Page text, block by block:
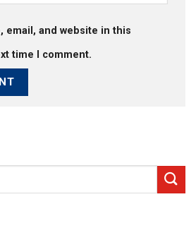
email, and website in this
time I comment.